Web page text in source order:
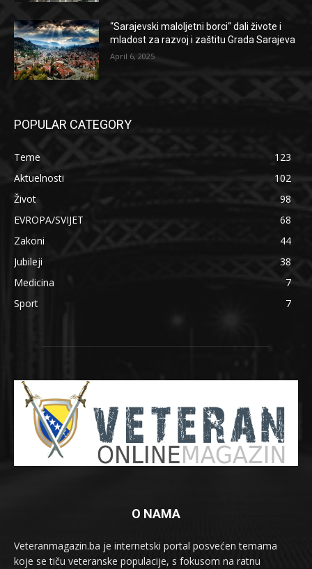
“Sarajevski maloljetni borci“ dali živote i
mladost za razvoj i zaštitu Grada Sarajeva
April 6, 2025
POPULAR CATEGORY
Teme
123
Aktuelnosti
102
Život
98
EVROPA/SVIJET
68
Zakoni
44
Jubileji
38
Medicina
7
Sport
7
O NAMA
Veteranmagazin.ba je internetski portal posvećen temama
koje se tiču veteranske populacije, s fokusom na ratnu